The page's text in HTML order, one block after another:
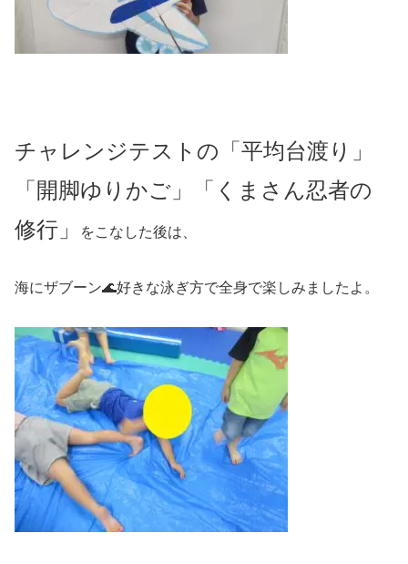
チャレンジテストの「平均台渡り」
「開脚ゆりかご」「くまさん忍者の
修行」
をこなした後は、
海にザブーン🌊好きな泳ぎ方で全身で楽しみましたよ。